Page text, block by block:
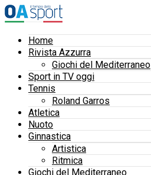
Home
Rivista Azzurra
Giochi del Mediterraneo
Sport in TV oggi
Tennis
Roland Garros
Atletica
Nuoto
Ginnastica
Artistica
Ritmica
Giochi del Mediterraneo